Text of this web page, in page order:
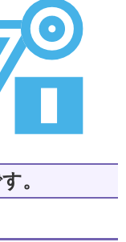
。